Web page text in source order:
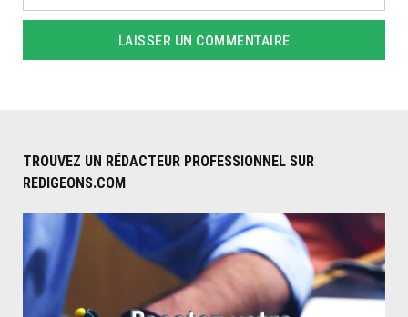
TROUVEZ UN RÉDACTEUR PROFESSIONNEL SUR
REDIGEONS.COM